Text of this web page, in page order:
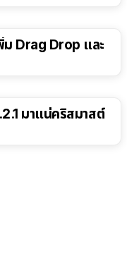
Drag Drop และ
มาแน่คริสมาสต์